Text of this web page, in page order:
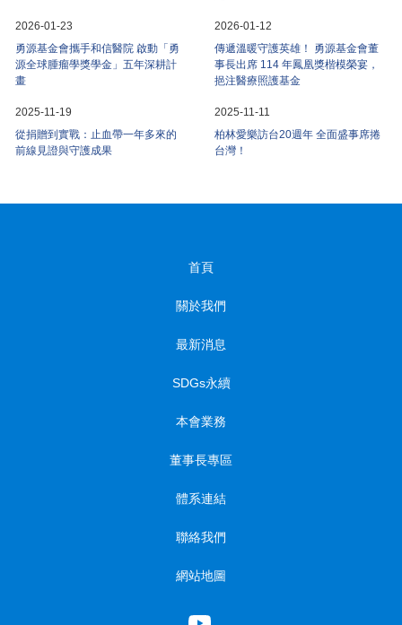
2026-01-23
勇源基金會攜手和信醫院 啟動「勇
源全球腫瘤學獎學金」五年深耕計
畫
2026-01-12
傳遞溫暖守護英雄！ 勇源基金會董
事長出席 114 年鳳凰獎楷模榮宴，
挹注醫療照護基金
2025-11-19
從捐贈到實戰：止血帶一年多來的
前線見證與守護成果
2025-11-11
柏林愛樂訪台20週年 全面盛事席捲
台灣！
首頁
關於我們
最新消息
SDGs永續
本會業務
董事長專區
體系連結
聯絡我們
網站地圖